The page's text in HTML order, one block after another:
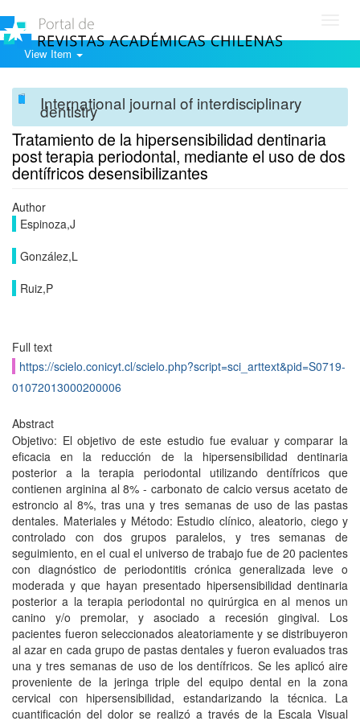
View Item
International journal of interdisciplinary
dentistry
Tratamiento de la hipersensibilidad dentinaria
post terapia periodontal, mediante el uso de dos
dentífricos desensibilizantes
Author
Espinoza,J
González,L
Ruiz,P
Full text
https://scielo.conicyt.cl/scielo.php?script=sci_arttext&pid=S0719-
01072013000200006
Abstract
Objetivo: El objetivo de este estudio fue evaluar y comparar la
eficacia en la reducción de la hipersensibilidad dentinaria
posterior a la terapia periodontal utilizando dentífricos que
contienen arginina al 8% - carbonato de calcio versus acetato de
estroncio al 8%, tras una y tres semanas de uso de las pastas
dentales. Materiales y Método: Estudio clínico, aleatorio, ciego y
controlado con dos grupos paralelos, y tres semanas de
seguimiento, en el cual el universo de trabajo fue de 20 pacientes
con diagnóstico de periodontitis crónica generalizada leve o
moderada y que hayan presentado hipersensibilidad dentinaria
posterior a la terapia periodontal no quirúrgica en al menos un
canino y/o premolar, y asociado a recesión gingival. Los
pacientes fueron seleccionados aleatoriamente y se distribuyeron
al azar en cada grupo de pastas dentales y fueron evaluados tras
una y tres semanas de uso de los dentífricos. Se les aplicó aire
proveniente de la jeringa triple del equipo dental en la zona
cervical con hipersensibilidad, estandarizando la técnica. La
cuantificación del dolor se realizó a través de la Escala Visual